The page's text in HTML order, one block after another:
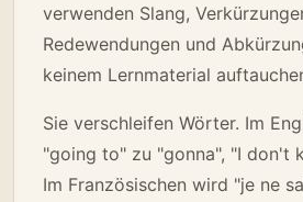
verwenden Slang,
Redewendungen und
keinem Lernmaterial
Sie verschleifen Wörter. Im
"going to" zu "gonna", "I don't
Im Französischen wird "je ne